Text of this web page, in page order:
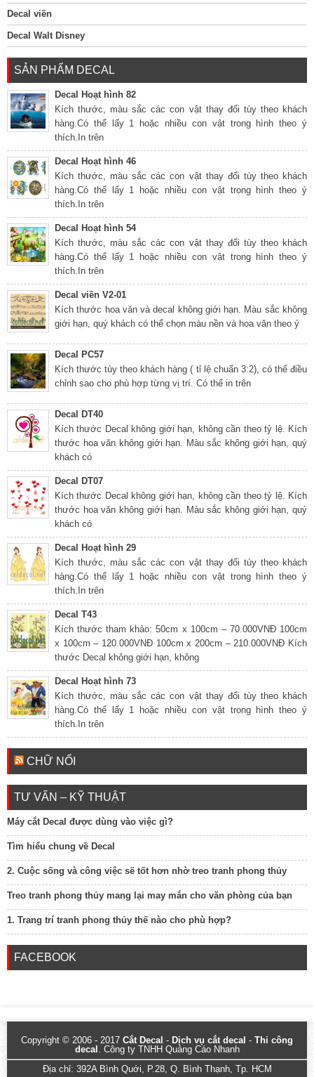
Decal viền
Decal Walt Disney
SẢN PHẨM DECAL
Decal Hoạt hình 82
Kích thước, màu sắc các con vật thay đổi tùy theo khách
hàng.Có thể lấy 1 hoặc nhiều con vật trong hình theo ý
thích.In trên
Decal Hoạt hình 46
Kích thước, màu sắc các con vật thay đổi tùy theo khách
hàng.Có thể lấy 1 hoặc nhiều con vật trong hình theo ý
thích.In trên
Decal Hoạt hình 54
Kích thước, màu sắc các con vật thay đổi tùy theo khách
hàng.Có thể lấy 1 hoặc nhiều con vật trong hình theo ý
thích.In trên
Decal viền V2-01
Kích thước hoa văn và decal không giới hạn. Màu sắc không
giới hạn, quý khách có thể chọn màu nền và hoa văn theo ý
Decal PC57
Kích thước tùy theo khách hàng ( tỉ lệ chuẩn 3:2), có thể điều
chỉnh sao cho phù hợp từng vị trí. Có thể in trên
Decal DT40
Kích thước Decal không giới hạn, không cần theo tỷ lệ. Kích
thước hoa văn không giới hạn. Màu sắc không giới hạn, quý
khách có
Decal DT07
Kích thước Decal không giới hạn, không cần theo tỷ lệ. Kích
thước hoa văn không giới hạn. Màu sắc không giới hạn, quý
khách có
Decal Hoạt hình 29
Kích thước, màu sắc các con vật thay đổi tùy theo khách
hàng.Có thể lấy 1 hoặc nhiều con vật trong hình theo ý
thích.In trên
Decal T43
Kích thước tham khảo: 50cm x 100cm – 70.000VNĐ 100cm
x 100cm – 120.000VNĐ 100cm x 200cm – 210.000VNĐ Kích
thước Decal không giới hạn, không
Decal Hoạt hình 73
Kích thước, màu sắc các con vật thay đổi tùy theo khách
hàng.Có thể lấy 1 hoặc nhiều con vật trong hình theo ý
thích.In trên
CHỮ NỔI
TƯ VẤN – KỸ THUẬT
Máy cắt Decal được dùng vào việc gì?
Tìm hiểu chung về Decal
2. Cuộc sống và công việc sẽ tốt hơn nhờ treo tranh phong thủy
Treo tranh phong thủy mang lại may mắn cho văn phòng của bạn
1. Trang trí tranh phong thủy thế nào cho phù hợp?
FACEBOOK
Copyright © 2006 - 2017 Cắt Decal - Dịch vụ cắt decal - Thi công
decal . Công ty TNHH Quảng Cáo Nhanh
Địa chỉ: 392A Bình Quới, P.28, Q. Bình Thạnh, Tp. HCM